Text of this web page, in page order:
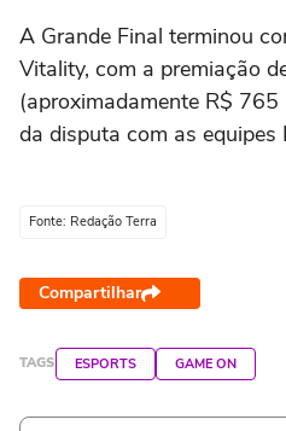
A Grande Final terminou
Vitality, com a premiação
(aproximadamente R$
da disputa com as
Fonte: Redação Terra
Compartilhar
TAGS ESPORTS GAME ON